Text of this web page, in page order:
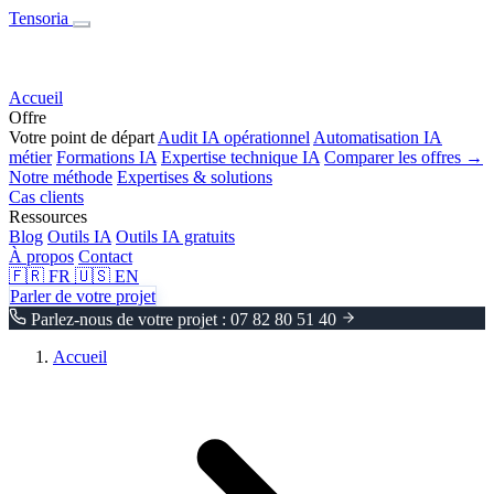
Tensoria
Accueil
Offre
Votre point de départ Audit IA opérationnel Automatisation IA
métier Formations IA Expertise technique IA Comparer les offres →
Notre méthode Expertises & solutions
Cas clients
Ressources
Blog Outils IA Outils IA gratuits
À propos Contact
🇫🇷 FR 🇺🇸 EN
Parler de votre projet
Parlez-nous de votre projet : 07 82 80 51 40
Accueil